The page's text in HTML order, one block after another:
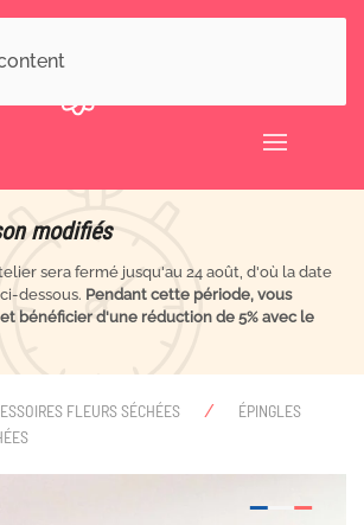
modifiés
sera fermé jusqu'au 24 août, d'où la date
dessous. Pendant cette période, vous
bénéficier d'une réduction de 5% avec le
FLEURS SÉCHÉES
ÉPINGLES